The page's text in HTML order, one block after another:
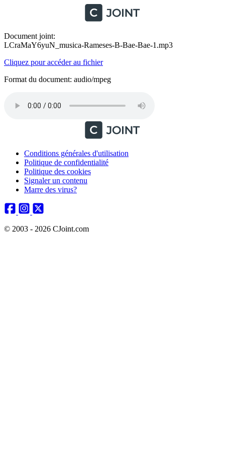
Document joint:
LCraMaY6yuN_musica-Rameses-B-Bae-Bae-1.mp3
Cliquez pour accéder au fichier
Format du document: audio/mpeg
Conditions générales d'utilisation
Politique de confidentialité
Politique des cookies
Signaler un contenu
Marre des virus?
© 2003 - 2026 CJoint.com